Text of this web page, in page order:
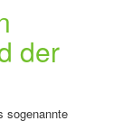
der
sogenannte